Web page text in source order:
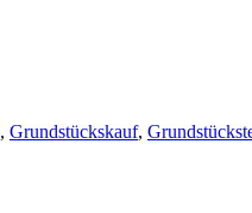
, Grundstückskauf,